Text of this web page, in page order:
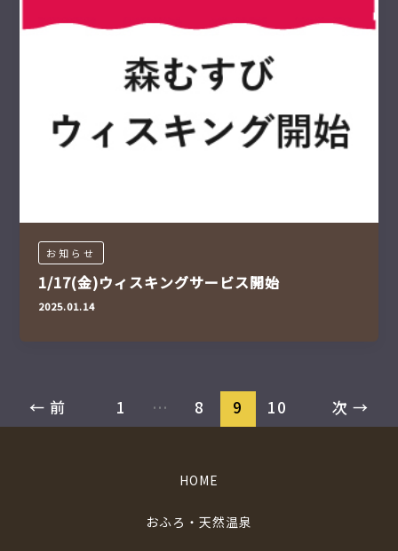
お知らせ
1/17(金)ウィスキングサービス開始
2025.01.14
← 前 1 … 8 9 10 次 →
HOME
おふろ・天然温泉